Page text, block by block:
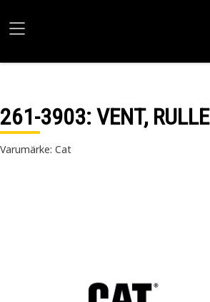
261-3903: VENT, RULLE
Varumärke: Cat